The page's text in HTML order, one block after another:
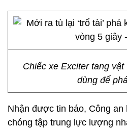
Chiếc xe Exciter tang
dùng để
Nhận được tin báo, Công an
chóng tập trung lực lượng